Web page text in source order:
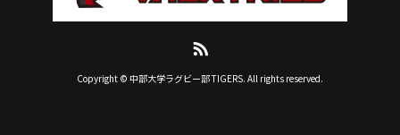
Copyright © 中部大学ラグビー部 TIGERS. All rights reserved.